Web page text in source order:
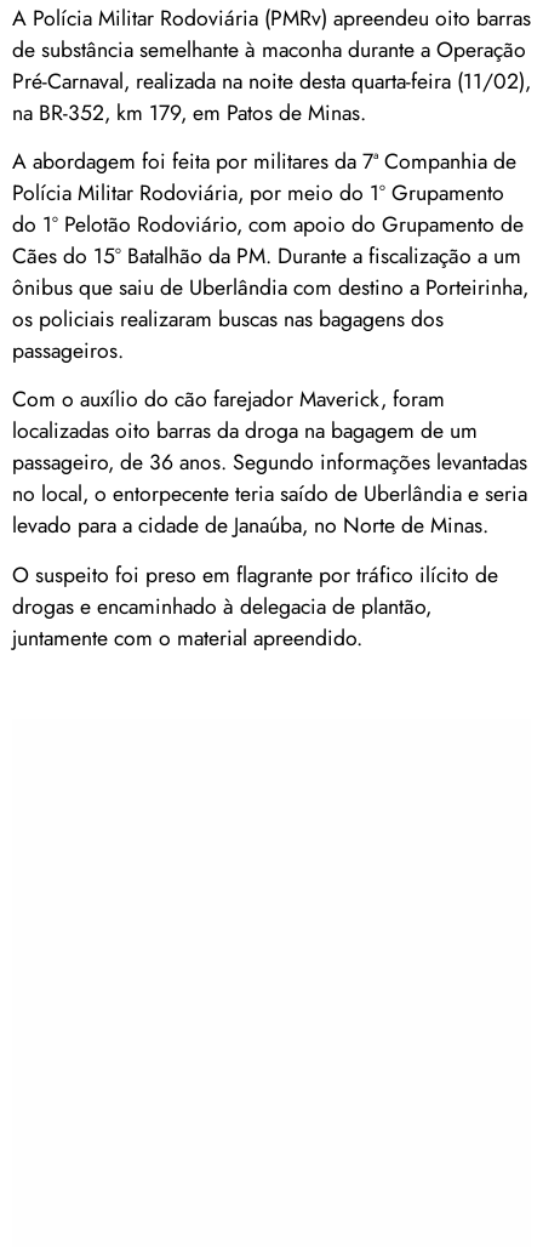
A Polícia Militar Rodoviária (PMRv) apreendeu oito barras
de substância semelhante à maconha durante a Operação
Pré-Carnaval, realizada na noite desta quarta-feira (11/02),
na BR-352, km 179, em Patos de Minas.
A abordagem foi feita por militares da 7ª Companhia de
Polícia Militar Rodoviária, por meio do 1º Grupamento
do 1º Pelotão Rodoviário, com apoio do Grupamento de
Cães do 15º Batalhão da PM. Durante a fiscalização a um
ônibus que saiu de Uberlândia com destino a Porteirinha,
os policiais realizaram buscas nas bagagens dos
passageiros.
Com o auxílio do cão farejador Maverick, foram
localizadas oito barras da droga na bagagem de um
passageiro, de 36 anos. Segundo informações levantadas
no local, o entorpecente teria saído de Uberlândia e seria
levado para a cidade de Janaúba, no Norte de Minas.
O suspeito foi preso em flagrante por tráfico ilícito de
drogas e encaminhado à delegacia de plantão,
juntamente com o material apreendido.